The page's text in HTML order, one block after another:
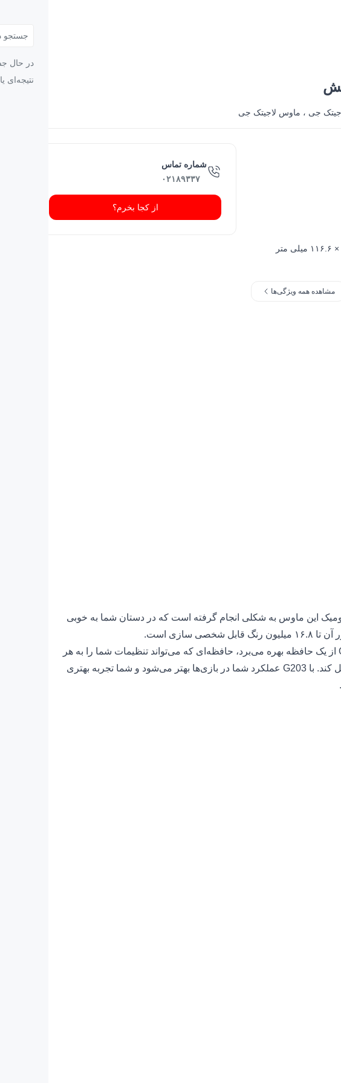
در حال
نتیجه‌ای
جی ، ماوس لاجیتک جی
مشاهده همه ویژگی‌ها
شماره تماس
۰۲۱۸۹۳۳۷
از کجا بخرم؟
این ماوس به شکلی انجام گرفته است که در دستان شما به خوبی
شخصی سازی است.
همچنین G203 از یک حافظه بهره می‌برد، حافظه‌ای که می‌تواند تنظیمات شما را به هر
موقعیتی منتقل کند. با G203 عملکرد شما در بازی‌ها بهتر می‌شود و شما تجربه بهتری